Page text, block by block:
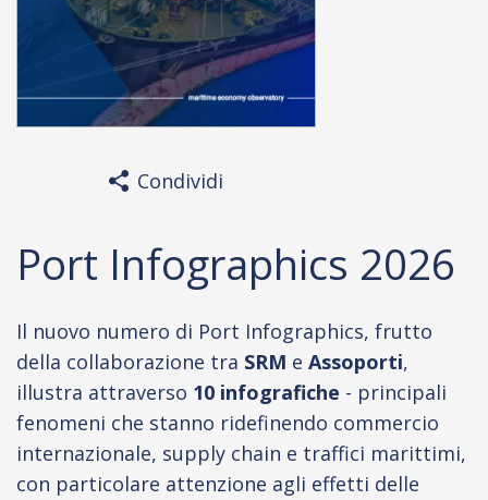
Condividi
Port Infographics 2026
Il nuovo numero di Port Infographics, frutto
della collaborazione tra SRM e Assoporti,
illustra attraverso 10 infografiche - principali
fenomeni che stanno ridefinendo commercio
internazionale, supply chain e traffici marittimi,
con particolare attenzione agli effetti delle